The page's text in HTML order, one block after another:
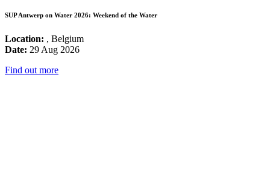
SUP Antwerp on Water 2026: Weekend of the Water
Location: , Belgium
Date: 29 Aug 2026
Find out more